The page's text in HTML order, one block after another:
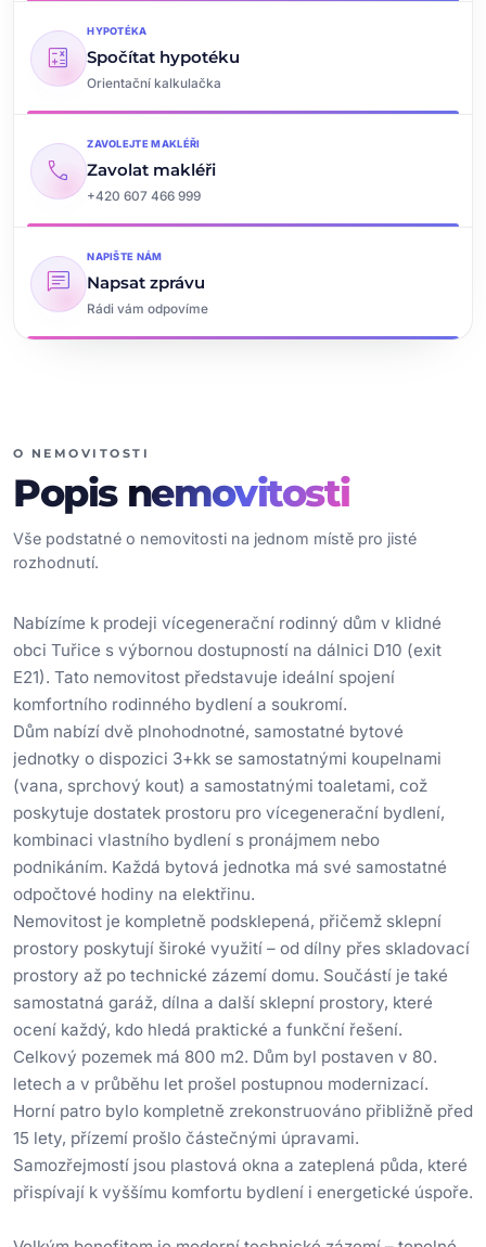
calculate
HYPOTÉKA
Spočítat hypotéku
Orientační kalkulačka
call
ZAVOLEJTE MAKLÉŘI
Zavolat makléři
+420 607 466 999
chat
NAPIŠTE NÁM
Napsat zprávu
Rádi vám odpovíme
O NEMOVITOSTI
Popis nemovitosti
Vše podstatné o nemovitosti na jednom místě pro jisté
rozhodnutí.
Nabízíme k prodeji vícegenerační rodinný dům v klidné
obci Tuřice s výbornou dostupností na dálnici D10 (exit
E21). Tato nemovitost představuje ideální spojení
komfortního rodinného bydlení a soukromí.
Dům nabízí dvě plnohodnotné, samostatné bytové
jednotky o dispozici 3+kk se samostatnými koupelnami
(vana, sprchový kout) a samostatnými toaletami, což
poskytuje dostatek prostoru pro vícegenerační bydlení,
kombinaci vlastního bydlení s pronájmem nebo
podnikáním. Každá bytová jednotka má své samostatné
odpočtové hodiny na elektřinu.
Nemovitost je kompletně podsklepená, přičemž sklepní
prostory poskytují široké využití – od dílny přes skladovací
prostory až po technické zázemí domu. Součástí je také
samostatná garáž, dílna a další sklepní prostory, které
ocení každý, kdo hledá praktické a funkční řešení.
Celkový pozemek má 800 m2. Dům byl postaven v 80.
letech a v průběhu let prošel postupnou modernizací.
Horní patro bylo kompletně zrekonstruováno přibližně před
15 lety, přízemí prošlo částečnými úpravami.
Samozřejmostí jsou plastová okna a zateplená půda, které
přispívají k vyššímu komfortu bydlení i energetické úspoře.